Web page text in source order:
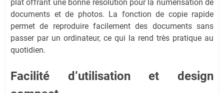
plat offrant une bonne résolution pour la numérisation de
documents et de photos. La fonction de copie rapide
permet de reproduire facilement des documents sans
passer par un ordinateur, ce qui la rend très pratique au
quotidien.
Facilité d’utilisation et design